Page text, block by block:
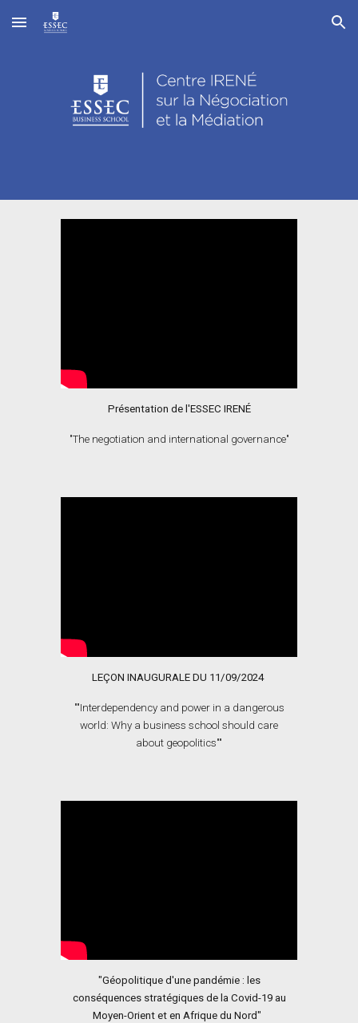
Skip to main content Skip to navigation
Présentation de l'ESSEC IRENÉ
"The negotiation and international governance"
LEÇON INAUGURALE DU 11/09/2024
""Interdependency and power in a dangerous
world: Why a business school should care
about geopolitics""
"Géopolitique d'une pandémie : les
conséquences stratégiques de la Covid-19 au
Moyen-Orient et en Afrique du Nord"